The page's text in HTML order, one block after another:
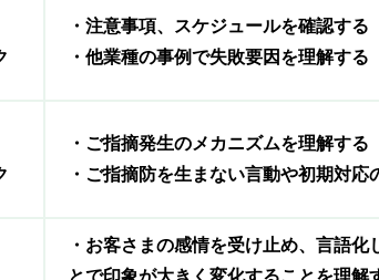
・注意事項、スケジュールを確認する
・他業種の事例で失敗要因を理解する
・ご指摘発生のメカニズムを理解する
・ご指摘防を生まない言動や初期対応
・お客さまの感情を受け止め、言語化
とで印象が大きく変化することを理解